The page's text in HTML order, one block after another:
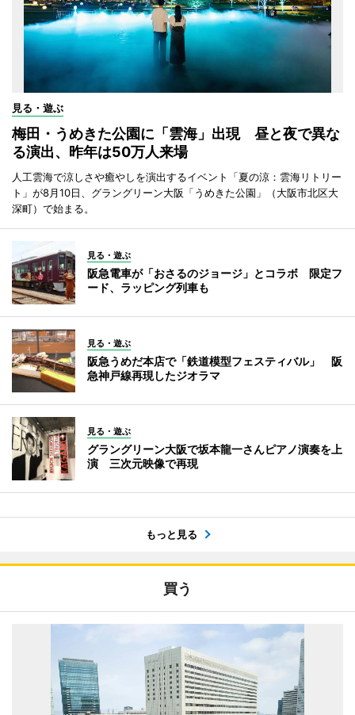
見る・遊ぶ
梅田・うめきた公園に「雲海」出現 昼と夜で異な
る演出、昨年は50万人来場
人工雲海で涼しさや癒やしを演出するイベント「夏の涼：雲海リトリー
ト」が8月10日、グラングリーン大阪「うめきた公園」（大阪市北区大
深町）で始まる。
見る・遊ぶ
阪急電車が「おさるのジョージ」とコラボ 限定フ
ード、ラッピング列車も
見る・遊ぶ
阪急うめだ本店で「鉄道模型フェスティバル」 阪
急神戸線再現したジオラマ
見る・遊ぶ
グラングリーン大阪で坂本龍一さんピアノ演奏を上
演 三次元映像で再現
もっと見る
買う